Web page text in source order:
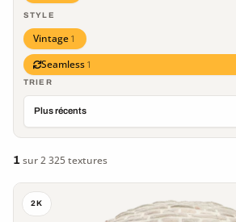
STYLE
Vintage 1
Seamless 1
TRIER
1 sur 2 325 textures
2K